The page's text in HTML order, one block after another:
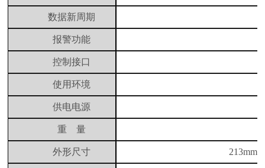
数据新周期
报警功能
控制接口
使用环境
供电电源
重 量
外形尺寸